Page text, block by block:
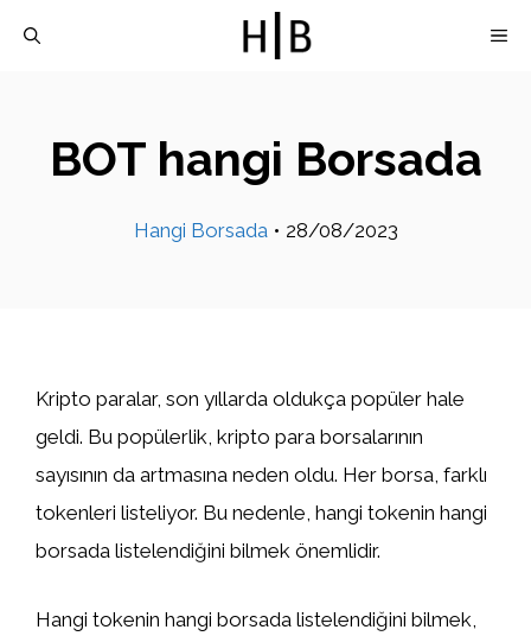
BOT hangi Borsada
Hangi Borsada • 28/08/2023
Kripto paralar, son yıllarda oldukça popüler hale
geldi. Bu popülerlik, kripto para borsalarının
sayısının da artmasına neden oldu. Her borsa, farklı
tokenleri listeliyor. Bu nedenle, hangi tokenin hangi
borsada listelendiğini bilmek önemlidir.
Hangi tokenin hangi borsada listelendiğini bilmek,